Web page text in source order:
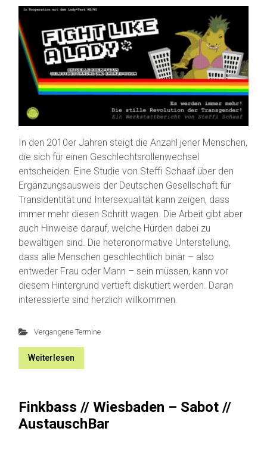
In den 2010er Jahren steigt die Anzahl jener Menschen,
die sich für einen Geschlechtsrollenwechsel
entscheiden. Eine Studie von Steffi Schaaf über den
Ergänzungsausweis der Deutschen Gesellschaft für
Transidentität und Intersexualität kann zeigen, dass
immer mehr diesen Schritt wagen. Die Arbeit gibt aber
auch Hinweise darauf, welche Hürden dabei zu
bewältigen sind. Die heteronormative Unterstellung,
dass alle Menschen geschlechtlich binär – also
entweder Frau oder Mann – sein müssen, kann vor
diesem Hintergrund vertieft diskutiert werden. Daran
interessierte sind herzlich willkommen.
Vergangene Termine
Weiterlesen
Finkbass // Wiesbaden – Sabot //
AustauschBar